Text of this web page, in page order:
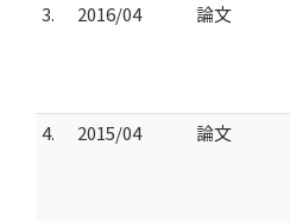
3.
2016/04 論文
4.
2015/04 論文